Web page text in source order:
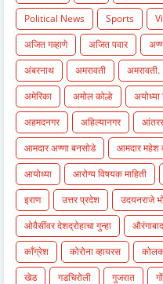
Political News
Sports
अजित गव्हाणे
अजित पवार
अंबरनाथ
अमरावती अमरावती.
अमेरिका
अमोल कोल्हे
अहमदनगर
अहिल्यानगर
आमदार अण्णा बनसोडे
आमदार महेश
आयोध्या
आरोग्य विषयक माहिती
इराण
उत्तर प्रदेश उदयनराजे
ओवैसींवर देशद्रोहाचा गुन्हा
औरंगाबाद
काँग्रेश
कोरोना व्हायरस
खेड
गडचिरोली गुजरात